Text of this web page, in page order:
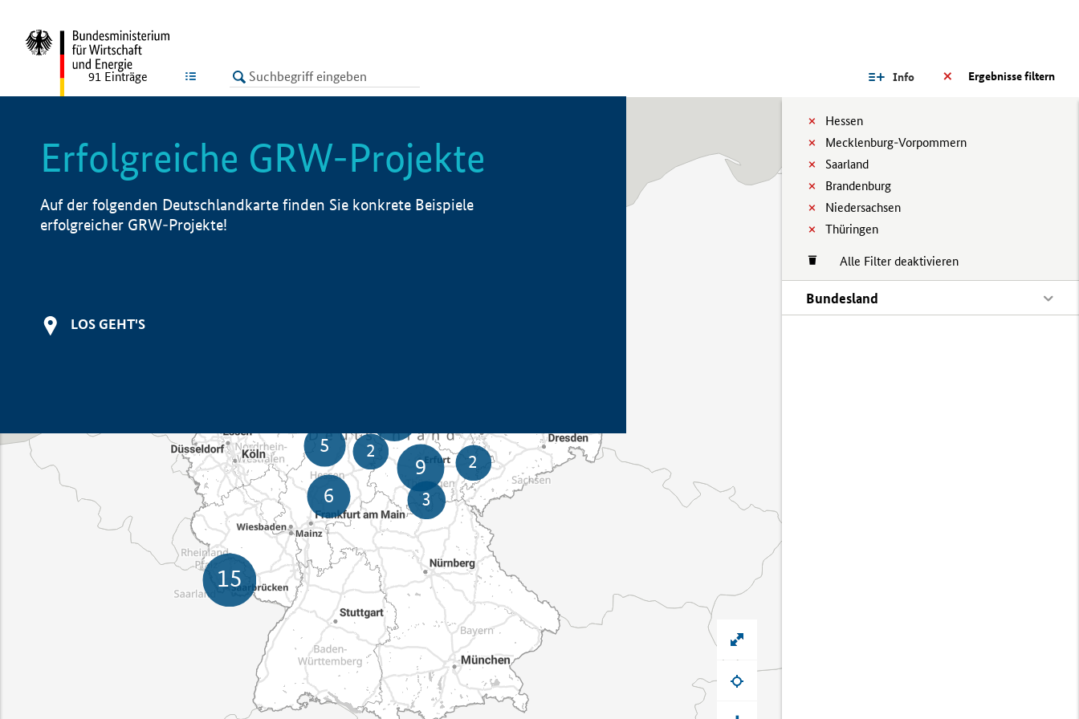
LISTE Ergebnisse filtern
Info
Hessen
Mecklenburg-Vorpommern
Saarland
Brandenburg
Niedersachsen
Thüringen
Alle Filter deaktivieren
Bundesland
91 Einträge
Erfolgreiche GRW-Projekte
Auf der folgenden Deutschlandkarte finden Sie konkrete Beispiele
erfolgreicher GRW-Projekte!
LOS GEHT'S